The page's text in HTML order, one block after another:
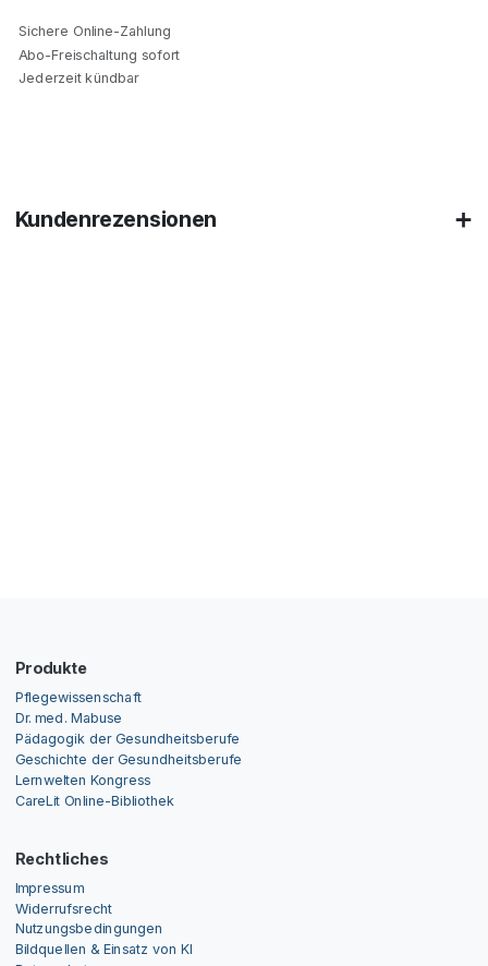
Sichere Online-Zahlung
Abo-Freischaltung sofort
Jederzeit kündbar
Kundenrezensionen
Produkte
Pflegewissenschaft
Dr. med. Mabuse
Pädagogik der Gesundheitsberufe
Geschichte der Gesundheitsberufe
Lernwelten Kongress
CareLit Online-Bibliothek
Rechtliches
Impressum
Widerrufsrecht
Nutzungsbedingungen
Bildquellen & Einsatz von KI